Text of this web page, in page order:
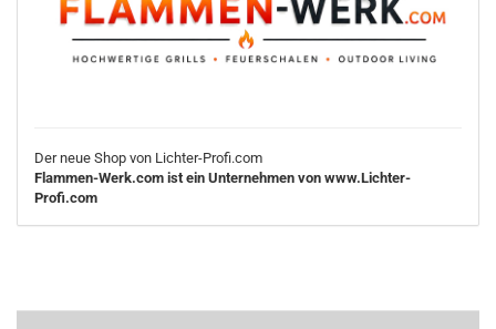
Der neue Shop von Lichter-Profi.com
Flammen-Werk.com ist ein Unternehmen von www.Lichter-
Profi.com